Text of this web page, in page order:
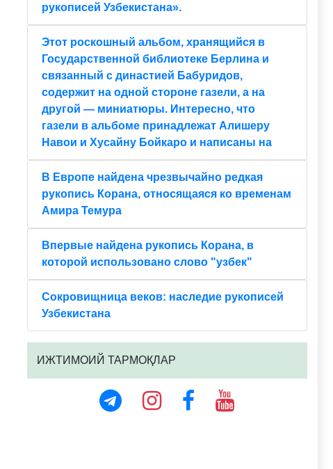
рукописей Узбекистана».
Этот роскошный альбом, хранящийся в
Государственной библиотеке Берлина и
связанный с династией Бабуридов,
содержит на одной стороне газели, а на
другой — миниатюры. Интересно, что
газели в альбоме принадлежат Алишеру
Навои и Хусайну Бойкаро и написаны на
В Европе найдена чрезвычайно редкая
рукопись Корана, относящаяся ко временам
Амира Темура
Впервые найдена рукопись Корана, в
которой использовано слово "узбек"
Сокровищница веков: наследие рукописей
Узбекистана
ИЖТИМОИЙ ТАРМОҚЛАР